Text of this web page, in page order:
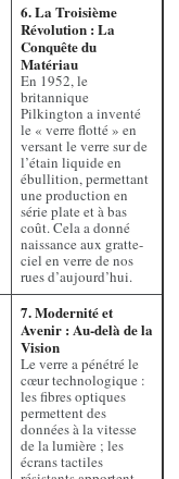
6. La Troisième
Révolution : La
Conquête du
Matériau
En 1952, le
britannique
Pilkington a inventé
le « verre flotté » en
versant le verre sur de
l’étain liquide en
ébullition, permettant
une production en
série plate et à bas
coût. Cela a donné
naissance aux gratte-
ciel en verre de nos
rues d’aujourd’hui.
7. Modernité et
Avenir : Au-delà de la
Vision
Le verre a pénétré le
cœur technologique :
les fibres optiques
permettent des
données à la vitesse
de la lumière ; les
écrans tactiles